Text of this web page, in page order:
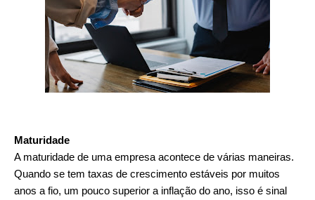
Maturidade
A maturidade de uma empresa acontece de várias maneiras.
Quando se tem taxas de crescimento estáveis por muitos
anos a fio, um pouco superior a inflação do ano, isso é sinal